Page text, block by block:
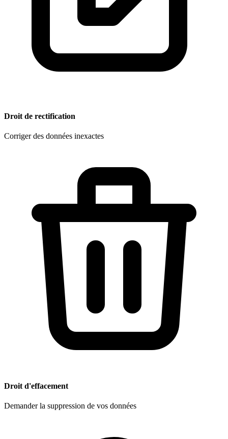
Droit de rectification
Corriger des données inexactes
Droit d'effacement
Demander la suppression de vos données